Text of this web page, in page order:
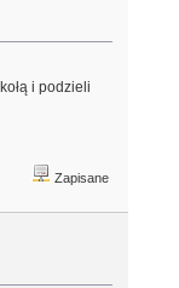
i podzieli
Zapisane